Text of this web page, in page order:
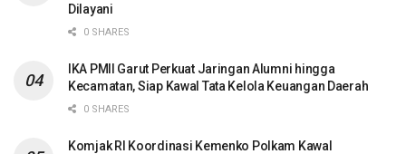
Dilayani
0 SHARES
IKA PMII Garut Perkuat Jaringan Alumni hingga
Kecamatan, Siap Kawal Tata Kelola Keuangan Daerah
0 SHARES
Komjak RI Koordinasi Kemenko Polkam Kawal